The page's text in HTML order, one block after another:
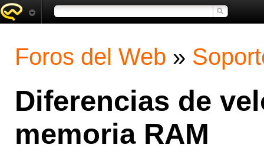
Foros del Web »
Diferencias de
memoria RAM